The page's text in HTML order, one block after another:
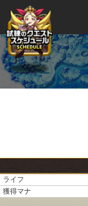
ライフ
獲得マナ